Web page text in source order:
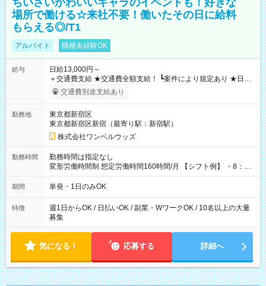
ちいさいかわいいキャラのイベントも！好きな
場所で働ける☆来社不要！働いたその日に給料
もらえる◎/T1
アルバイト 職種未経験OK
給与
日給13,000円～
＋交通費支給 ★交通費全額支給！ ┗案件により規定あり ★日払
いOK！（規定あり） ┗働いたその日に現金GET♪ お仕事後はコ
ンビニATMから 日払い分を引き落とせます！ 【試用期間】試
交通費別途支給あり
勤務地
東京都新宿区
東京都新宿区新宿（最寄り駅：新宿駅）
株式会社ワンベルウッズ
勤務時間
勤務時間は指定なし
変形労働時間制 想定労働時間160時間/月 【シフト例】 ・8：00
～21：00
期間 単発・1日のみOK
特徴
週1日からOK / 日払いOK / 副業・WワークOK / 10名以上の大量
募集
気になる！ 応募する 詳細へ